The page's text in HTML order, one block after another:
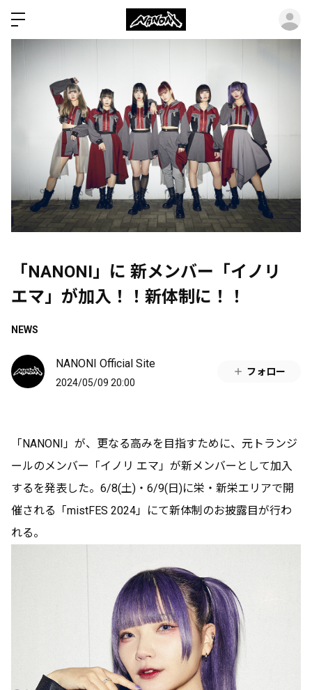
「NANONI」に 新メンバー「イノリ
エマ」が加入！！新体制に！！
NEWS
NANONI Official Site
2024/05/09 20:00
フォロー
「NANONI」が、更なる高みを目指すために、元トランジ
ールのメンバー「イノリ エマ」が新メンバーとして加入
するを発表した。6/8(土)・6/9(日)に栄・新栄エリアで開
催される「mistFES 2024」にて新体制のお披露目が行わ
れる。